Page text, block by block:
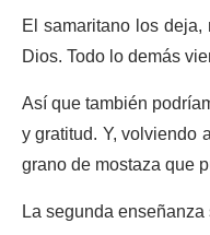
El samaritano los
Dios. Todo lo demás
Así que también
y gratitud. Y,
grano de mostaza que
La segunda